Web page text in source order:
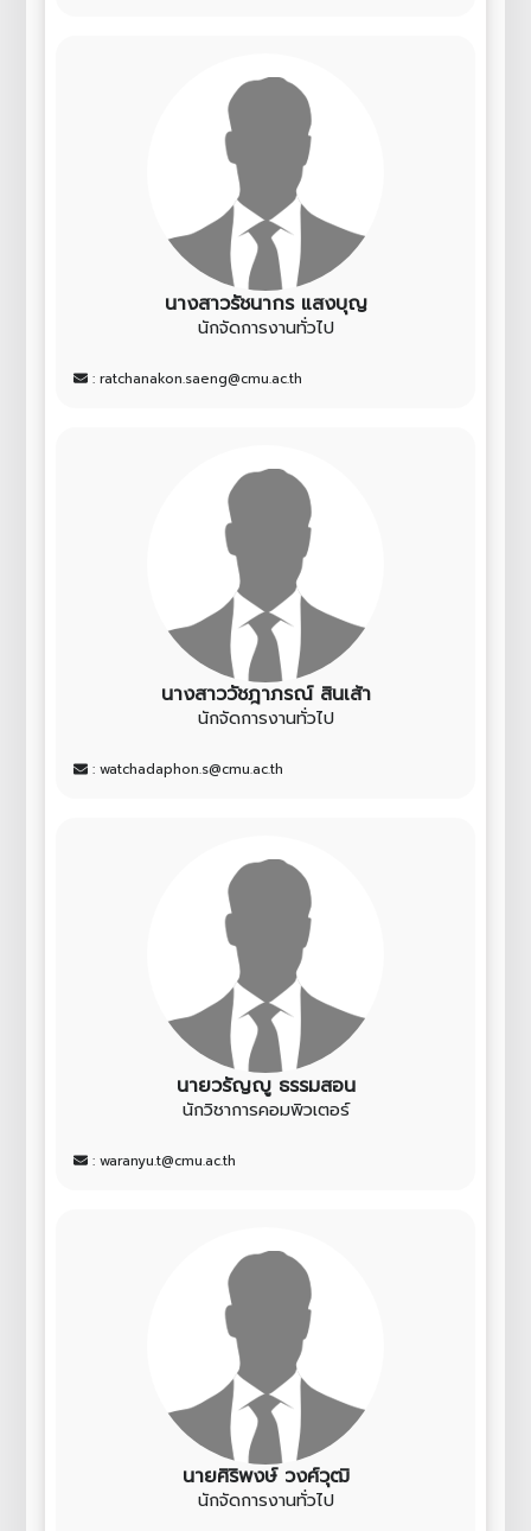
นางสาวรัชนากร แสงบุญ
นักจัดการงานทั่วไป
: ratchanakon.saeng@cmu.ac.th
นางสาววัชฎาภรณ์ สินเส้า
นักจัดการงานทั่วไป
: watchadaphon.s@cmu.ac.th
นายวรัญญู ธรรมสอน
นักวิชาการคอมพิวเตอร์
: waranyu.t@cmu.ac.th
นายศิริพงษ์ วงศ์วุฒิ
นักจัดการงานทั่วไป